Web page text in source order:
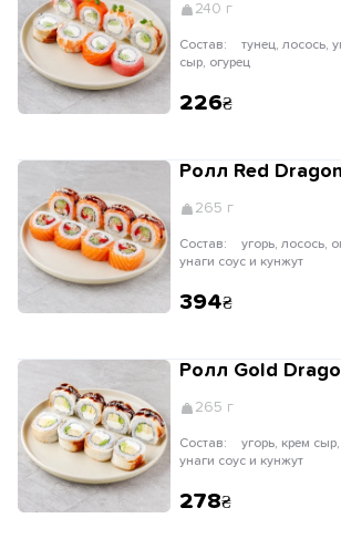
240 г
Состав:
сыр, огурец
226
Ролл Red Dragon
265 г
Состав:
унаги соус и кунжут
394
Ролл Gold
265 г
Состав:
унаги соус и кунжут
278